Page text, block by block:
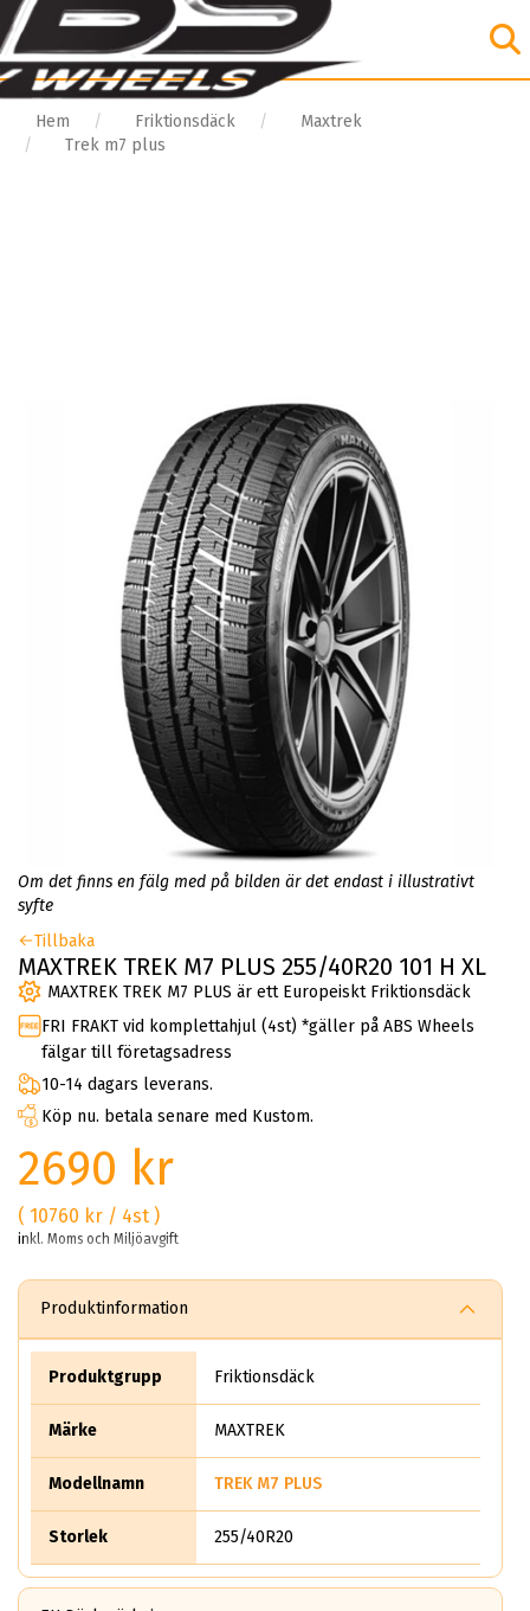
Hem Friktionsdäck
Maxtrek
Trek m7 plus
Om det finns en fälg med på bilden är det endast i illustrativt
syfte
Tillbaka
MAXTREK TREK M7 PLUS 255/40R20 101 H XL
MAXTREK TREK M7 PLUS är ett Europeiskt Friktionsdäck
FRI FRAKT vid komplettahjul (4st) *gäller på ABS Wheels
fälgar till företagsadress
10-14 dagars leverans.
Köp nu. betala senare med Kustom.
2690 kr
( 10760 kr / 4st )
inkl. Moms och Miljöavgift
Produktinformation
Produktgrupp Friktionsdäck
Märke MAXTREK
Modellnamn TREK M7 PLUS
Storlek 255/40R20